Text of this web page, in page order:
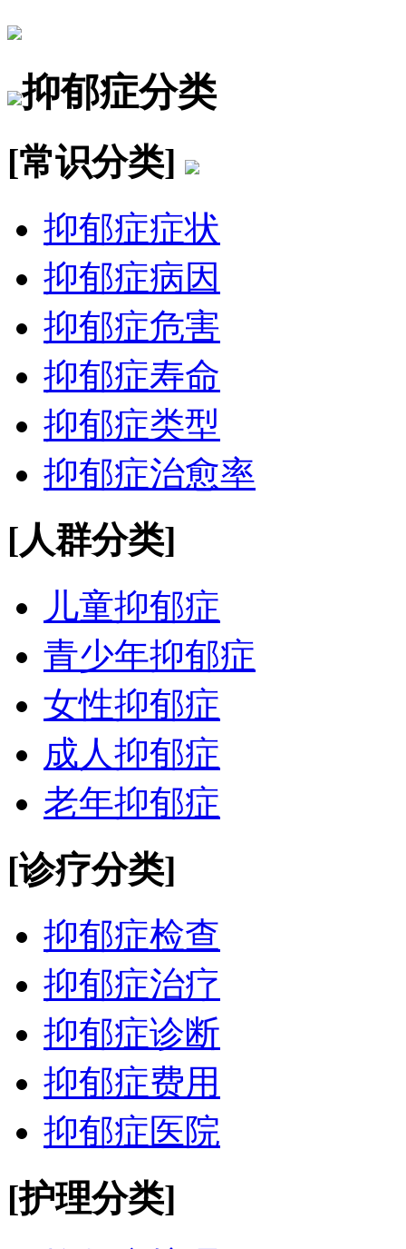
抑郁症分类
[常识分类]
抑郁症症状
抑郁症病因
抑郁症危害
抑郁症寿命
抑郁症类型
抑郁症治愈率
[人群分类]
儿童抑郁症
青少年抑郁症
女性抑郁症
成人抑郁症
老年抑郁症
[诊疗分类]
抑郁症检查
抑郁症治疗
抑郁症诊断
抑郁症费用
抑郁症医院
[护理分类]